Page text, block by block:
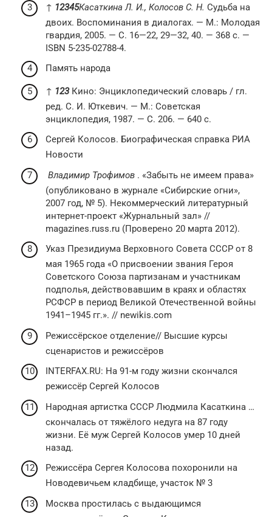
↑ 12345Касаткина Л. И., Колосов С. Н. Судьба на
двоих. Воспоминания в диалогах. — М.: Молодая
гвардия, 2005. — С. 16—22, 29—32, 40. — 368 с. —
ISBN 5-235-02788-4.
Память народа
↑ 123Кино: Энциклопедический словарь / гл.
ред. С. И. Юткевич. — М.: Советская
энциклопедия, 1987. — С. 206. — 640 с.
Сергей Колосов. Биографическая справка РИА
Новости
Владимир Трофимов . «Забыть не имеем права»
(опубликовано в журнале «Сибирские огни»,
2007 год, № 5). Некоммерческий литературный
интернет-проект «Журнальный зал» //
magazines.russ.ru (Проверено 20 марта 2012).
Указ Президиума Верховного Совета СССР от 8
мая 1965 года «О присвоении звания Героя
Советского Союза партизанам и участникам
подполья, действовавшим в краях и областях
РСФСР в период Великой Отечественной войны
1941–1945 гг.». // newikis.com
Режиссёрское отделение// Высшие курсы
сценаристов и режиссёров
INTERFAX.RU: На 91-м году жизни скончался
режиссёр Сергей Колосов
Народная артистка СССР Людмила Касаткина …
скончалась от тяжёлого недуга на 87 году
жизни. Её муж Сергей Колосов умер 10 дней
назад.
Режиссёра Сергея Колосова похоронили на
Новодевичьем кладбище, участок № 3
Москва простилась с выдающимся